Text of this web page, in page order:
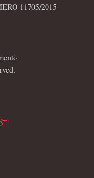
11705/2015